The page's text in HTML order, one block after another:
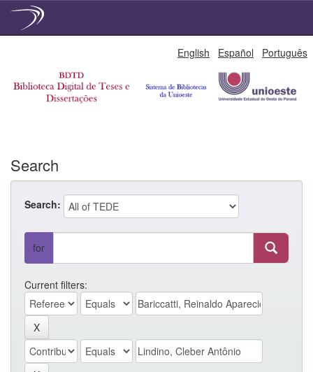
English Español Português
Search
Search:
for
Current filters: